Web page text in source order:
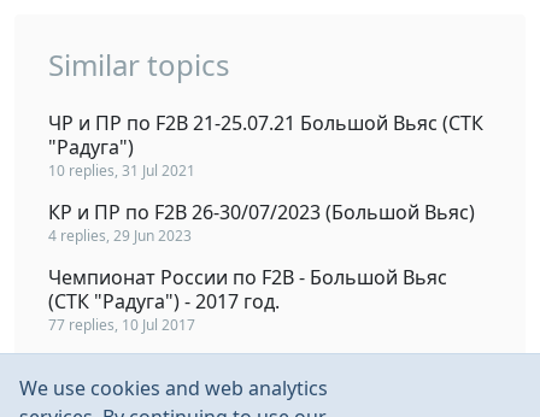
Similar topics
ЧР и ПР по F2B 21-25.07.21 Большой Вьяс (СТК
"Радуга")
10 replies, 31 Jul 2021
КР и ПР по F2B 26-30/07/2023 (Большой Вьяс)
4 replies, 29 Jun 2023
Чемпионат России по F2B - Большой Вьяс
(СТК "Радуга") - 2017 год.
77 replies, 10 Jul 2017
Большой Вьяс (СТК "Радуга")
We use cookies and web analytics